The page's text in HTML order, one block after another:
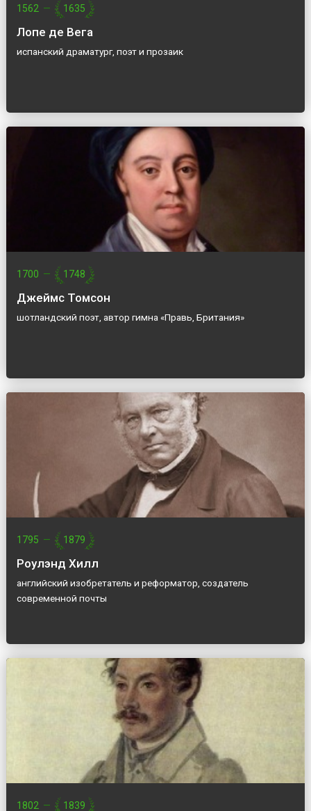
1562 — 1635
Лопе де Вега
испанский драматург, поэт и прозаик
1700 — 1748
Джеймс Томсон
шотландский поэт, автор гимна «Правь, Британия»
1795 — 1879
Роулэнд Хилл
английский изобретатель и реформатор, создатель
современной почты
1802 — 1839